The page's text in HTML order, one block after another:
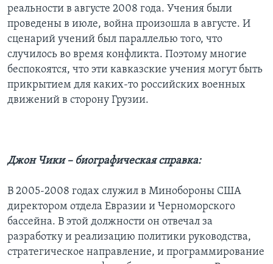
реальности в августе 2008 года. Учения были
проведены в июле, война произошла в августе. И
сценарий учений был параллелью того, что
случилось во время конфликта. Поэтому многие
беспокоятся, что эти кавказские учения могут быть
прикрытием для каких-то российских военных
движений в сторону Грузии.
Джон Чики – биографическая справка:
В 2005-2008 годах служил в Минобороны США
директором отдела Евразии и Черноморского
бассейна. В этой должности он отвечал за
разработку и реализацию политики руководства,
стратегическое направление, и программирование